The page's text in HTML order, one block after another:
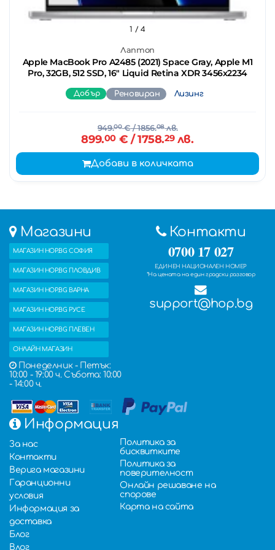
Лаптоп
Apple MacBook Pro A2485 (2021) Space Gray, Apple M1
Pro, 32GB, 512 SSD, 16" Liquid Retina XDR 3456x2234
1 / 4
Добър Реновиран Лизинг
949.00€/ 1856.08лв.
899.00€ / 1758.29лв.
Добави в количката
Магазини
МАГАЗИН HOP.BG СОФИЯ
МАГАЗИН HOP.BG ПЛОВДИВ
МАГАЗИН HOP.BG ВАРНА
МАГАЗИН HOP.BG РУСЕ
МАГАЗИН HOP.BG ПЛЕВЕН
ОНЛАЙН МАГАЗИН
Понеделник - Петък:
10:00 - 19:00 ч. Събота: 10:00
- 14:00 ч.
Контакти
0700 17 027
ЕДИНЕН НАЦИОНАЛЕН НОМЕР
*На цената на един градски разговор
support@hop.bg
Информация
За нас
Контакти
Верига магазини
Гаранционни
условия
Информация за
доставка
Блог
Влог
Политика за
бисквитките
Политика за
поверителност
Онлайн решаване на
спорове
Карта на сайта